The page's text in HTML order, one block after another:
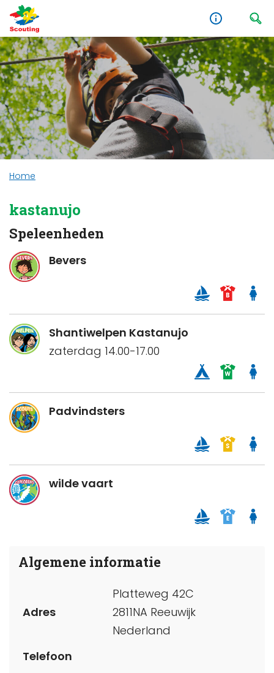
Home
kastanujo
Speleenheden
Bevers
Shantiwelpen Kastanujo
zaterdag 14.00-17.00
Padvindsters
wilde vaart
Algemene informatie
Adres
Platteweg 42C
2811NA Reeuwijk
Nederland
Telefoon